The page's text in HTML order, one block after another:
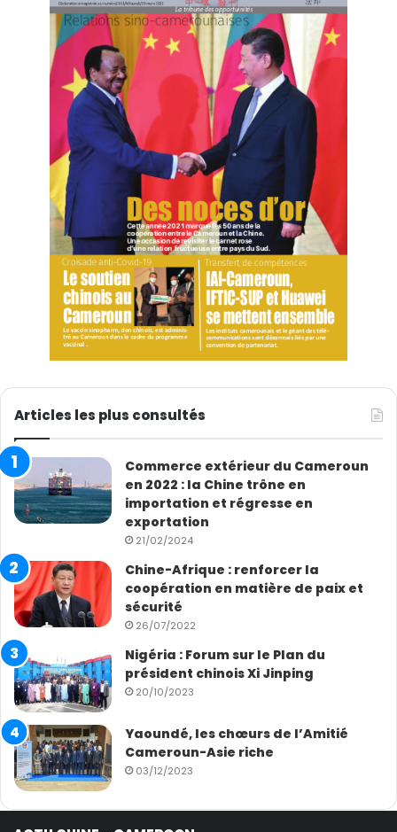
désastres, une conférence sur les grands enjeux de la
coopération sino-africaine et une édition des awards
aux journalistes promoteurs de relation de coopération
Chine-Afrique.
Gérard Njoya
Articles les plus consultés
Commerce extérieur du Cameroun
en 2022 : la Chine trône en
importation et régresse en
exportation
21/02/2024
Chine-Afrique : renforcer la
coopération en matière de paix et
sécurité
26/07/2022
Nigéria : Forum sur le Plan du
président chinois Xi Jinping
20/10/2023
Yaoundé, les chœurs de l’Amitié
Cameroun-Asie riche
03/12/2023